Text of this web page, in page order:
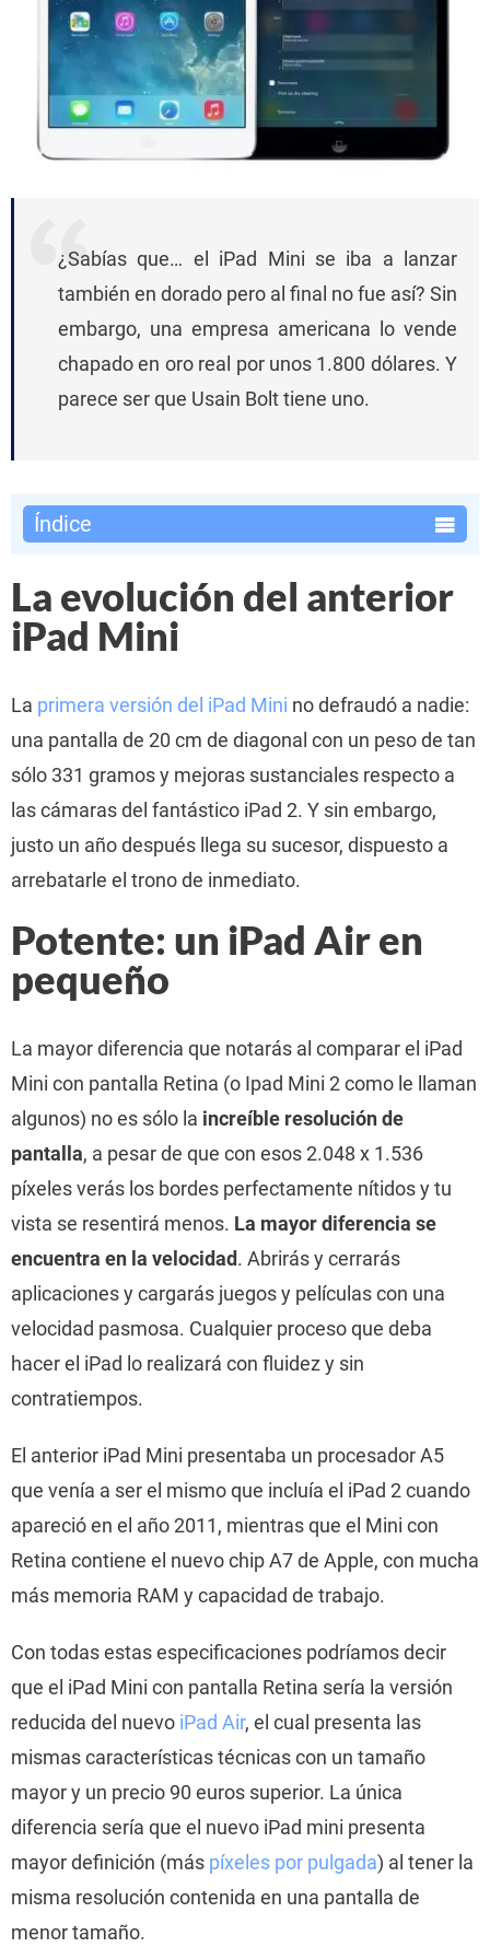
¿Sabías que… el iPad Mini se iba a lanzar
también en dorado pero al final no fue así? Sin
embargo, una empresa americana lo vende
chapado en oro real por unos 1.800 dólares. Y
parece ser que Usain Bolt tiene uno.
Índice
La evolución del anterior
iPad Mini
La primera versión del iPad Mini no defraudó a nadie:
una pantalla de 20 cm de diagonal con un peso de tan
sólo 331 gramos y mejoras sustanciales respecto a
las cámaras del fantástico iPad 2. Y sin embargo,
justo un año después llega su sucesor, dispuesto a
arrebatarle el trono de inmediato.
Potente: un iPad Air en
pequeño
La mayor diferencia que notarás al comparar el iPad
Mini con pantalla Retina (o Ipad Mini 2 como le llaman
algunos) no es sólo la increíble resolución de
pantalla, a pesar de que con esos 2.048 x 1.536
píxeles verás los bordes perfectamente nítidos y tu
vista se resentirá menos. La mayor diferencia se
encuentra en la velocidad. Abrirás y cerrarás
aplicaciones y cargarás juegos y películas con una
velocidad pasmosa. Cualquier proceso que deba
hacer el iPad lo realizará con fluidez y sin
contratiempos.
El anterior iPad Mini presentaba un procesador A5
que venía a ser el mismo que incluía el iPad 2 cuando
apareció en el año 2011, mientras que el Mini con
Retina contiene el nuevo chip A7 de Apple, con mucha
más memoria RAM y capacidad de trabajo.
Con todas estas especificaciones podríamos decir
que el iPad Mini con pantalla Retina sería la versión
reducida del nuevo iPad Air, el cual presenta las
mismas características técnicas con un tamaño
mayor y un precio 90 euros superior. La única
diferencia sería que el nuevo iPad mini presenta
mayor definición (más píxeles por pulgada) al tener la
misma resolución contenida en una pantalla de
menor tamaño.